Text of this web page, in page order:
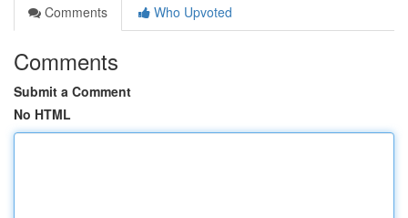
Comments
Who Upvoted
Comments
Submit a Comment
No HTML